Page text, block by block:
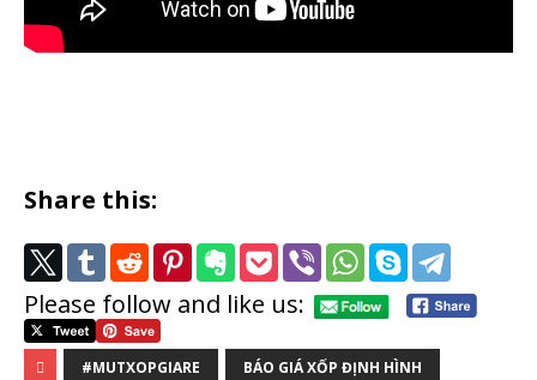
Share this:
Please follow and like us:
#MUTXOPGIARE BÁO GIÁ XỐP ĐỊNH HÌNH